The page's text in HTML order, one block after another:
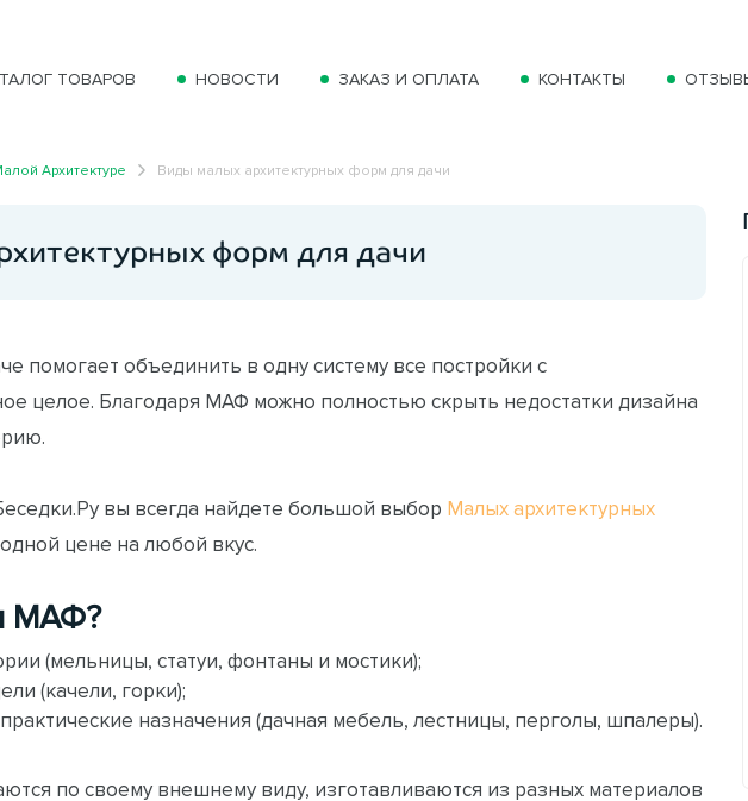
ТОВАРОВ НОВОСТИ ЗАКАЗ И ОПЛАТА КОНТАКТЫ
Архитектуре Виды малых архитектурных форм для дачи
форм для дачи
помогает объединить в одну систему все постройки с
целое. Благодаря МАФ можно полностью скрыть недостатки дизайна
вы всегда найдете большой выбор Малых архитектурных
цене на любой вкус.
МАФ?
(мельницы, статуи, фонтаны и мостики);
(качели, горки);
назначения (дачная мебель, лестницы, перголы, шпалеры).
по своему внешнему виду, изготавливаются из разных материалов